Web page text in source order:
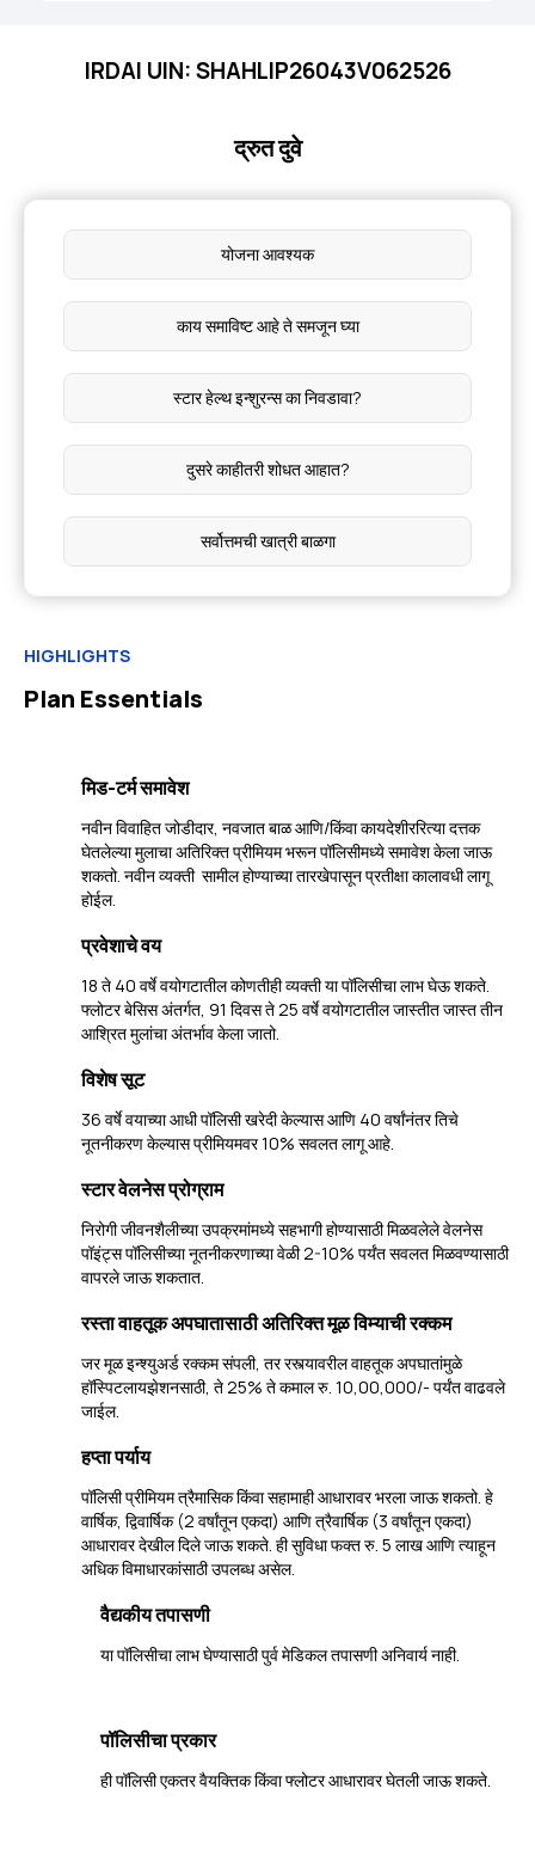
IRDAI UIN: SHAHLIP26043V062526
द्रुत दुवे
योजना आवश्यक
काय समाविष्ट आहे ते समजून घ्या
स्टार हेल्थ इन्शुरन्स का निवडावा?
दुसरे काहीतरी शोधत आहात?
सर्वोत्तमची खात्री बाळगा
HIGHLIGHTS
Plan Essentials
मिड-टर्म समावेश
नवीन विवाहित जोडीदार, नवजात बाळ आणि/किंवा कायदेशीररित्या दत्तक
घेतलेल्या मुलाचा अतिरिक्त प्रीमियम भरून पॉलिसीमध्ये समावेश केला जाऊ
शकतो. नवीन व्यक्ती सामील होण्याच्या तारखेपासून प्रतीक्षा कालावधी लागू
होईल.
प्रवेशाचे वय
18 ते 40 वर्षे वयोगटातील कोणतीही व्यक्ती या पॉलिसीचा लाभ घेऊ शकते.
फ्लोटर बेसिस अंतर्गत, 91 दिवस ते 25 वर्षे वयोगटातील जास्तीत जास्त तीन
आश्रित मुलांचा अंतर्भाव केला जातो.
विशेष सूट
36 वर्षे वयाच्या आधी पॉलिसी खरेदी केल्यास आणि 40 वर्षांनंतर तिचे
नूतनीकरण केल्यास प्रीमियमवर 10% सवलत लागू आहे.
स्टार वेलनेस प्रोग्राम
निरोगी जीवनशैलीच्या उपक्रमांमध्ये सहभागी होण्यासाठी मिळवलेले वेलनेस
पॉइंट्स पॉलिसीच्या नूतनीकरणाच्या वेळी 2-10% पर्यंत सवलत मिळवण्यासाठी
वापरले जाऊ शकतात.
रस्ता वाहतूक अपघातासाठी अतिरिक्त मूळ विम्याची रक्कम
जर मूळ इन्श्युअर्ड रक्कम संपली, तर रस्त्यावरील वाहतूक अपघातांमुळे
हॉस्पिटलायझेशनसाठी, ते 25% ते कमाल रु. 10,00,000/- पर्यंत वाढवले
जाईल.
हप्ता पर्याय
पॉलिसी प्रीमियम त्रैमासिक किंवा सहामाही आधारावर भरला जाऊ शकतो. हे
वार्षिक, द्विवार्षिक (2 वर्षांतून एकदा) आणि त्रैवार्षिक (3 वर्षांतून एकदा)
आधारावर देखील दिले जाऊ शकते. ही सुविधा फक्त रु. 5 लाख आणि त्याहून
अधिक विमाधारकांसाठी उपलब्ध असेल.
वैद्यकीय तपासणी
या पॉलिसीचा लाभ घेण्यासाठी पुर्व मेडिकल तपासणी अनिवार्य नाही.
पॉलिसीचा प्रकार
ही पॉलिसी एकतर वैयक्तिक किंवा फ्लोटर आधारावर घेतली जाऊ शकते.